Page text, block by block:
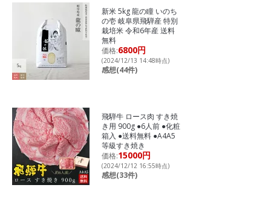
新米 5kg 龍の瞳 いのち
の壱 岐阜県飛騨産 特別
栽培米 令和6年産 送料
無料
価格:6800円
(2024/12/13 14:48時点)
感想(44件)
飛騨牛 ロース肉 すき焼
き用 900g ●6人前 ●化粧
箱入 ●送料無料 ●A4A5
等級すき焼き
価格:15000円
(2024/12/12 16:55時点)
感想(33件)